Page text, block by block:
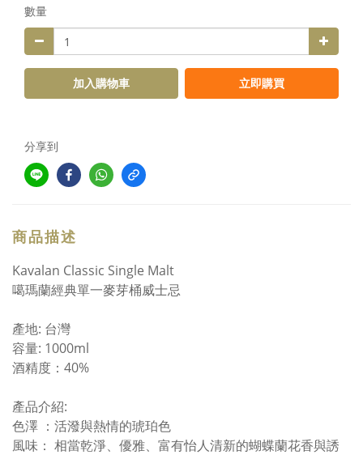
數量
加入購物車 立即購買
分享到
商品描述
Kavalan Classic Single Malt
噶瑪蘭經典單一麥芽桶威士忌
產地: 台灣
容量: 1000ml
酒精度：40%
產品介紹:
色澤 ：活潑與熱情的琥珀色
風味： 相當乾淨、優雅、富有怡人清新的蝴蝶蘭花香與誘